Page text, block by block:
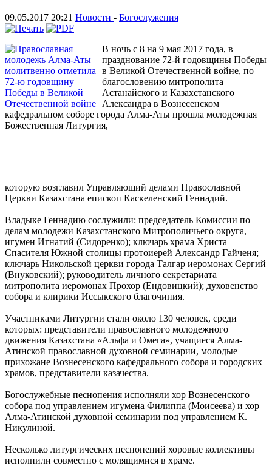
09.05.2017 20:21 Новости - Богослужения
В ночь с 8 на 9 мая 2017 года, в
празднование 72-й годовщины Победы
в Великой Отечественной войне, по
благословению митрополита
Астанайского и Казахстанского
Александра в Вознесенском
кафедральном соборе города Алма-Аты прошла молодежная
Божественная Литургия,
которую возглавил Управляющий делами Православной
Церкви Казахстана епископ Каскеленский Геннадий.
Владыке Геннадию сослужили: председатель Комиссии по
делам молодежи Казахстанского Митрополичьего округа,
игумен Игнатий (Сидоренко); ключарь храма Христа
Спасителя Южной столицы протоиерей Александр Гайченя;
ключарь Никольской церкви города Талгар иеромонах Сергий
(Внуковский); руководитель личного секретариата
митрополита иеромонах Прохор (Ендовицкий); духовенство
собора и клирики Иссыкского благочиния.
Участниками Литургии стали около 130 человек, среди
которых: представители православного молодежного
движения Казахстана «Альфа и Омега», учащиеся Алма-
Атинской православной духовной семинарии, молодые
прихожане Вознесенского кафедрального собора и городских
храмов, представители казачества.
Богослужебные песнопения исполняли хор Вознесенского
собора под управлением игумена Филиппа (Моисеева) и хор
Алма-Атинской духовной семинарии под управлением К.
Никулиной.
Несколько литургических песнопений хоровые коллективы
исполнили совместно с молящимися в храме.